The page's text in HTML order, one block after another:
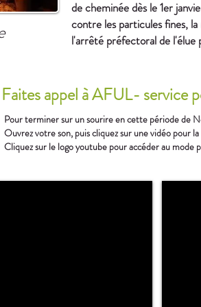
de cheminée dès le 1er
contre les particules fines,
l'arrêté préfectoral de l'élue
Faites appel à AFUL- service
Pour terminer sur un sourire en cette période de
Ouvrez votre son, puis cliquez sur une vidéo pour
Cliquez sur le logo youtube pour accéder au mode